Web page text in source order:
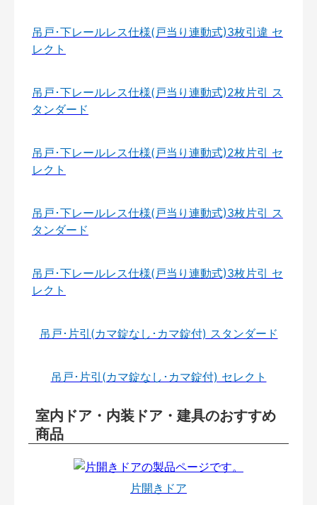
吊戸･下レールレス仕様(戸当り連動式)3枚引違 セ
レクト
吊戸･下レールレス仕様(戸当り連動式)2枚片引 ス
タンダード
吊戸･下レールレス仕様(戸当り連動式)2枚片引 セ
レクト
吊戸･下レールレス仕様(戸当り連動式)3枚片引 ス
タンダード
吊戸･下レールレス仕様(戸当り連動式)3枚片引 セ
レクト
吊戸･片引(カマ錠なし･カマ錠付) スタンダード
吊戸･片引(カマ錠なし･カマ錠付) セレクト
室内ドア・内装ドア・建具のおすすめ
商品
片開きドア